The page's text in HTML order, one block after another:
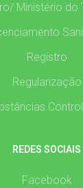
Ministério do
Registro
Regularização
REDES SOCIAIS
Facebook